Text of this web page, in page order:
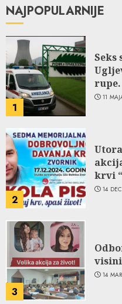
NAJPOPULARNIJE
1
Seks
rupe.
11
2
krvi
14
3
14